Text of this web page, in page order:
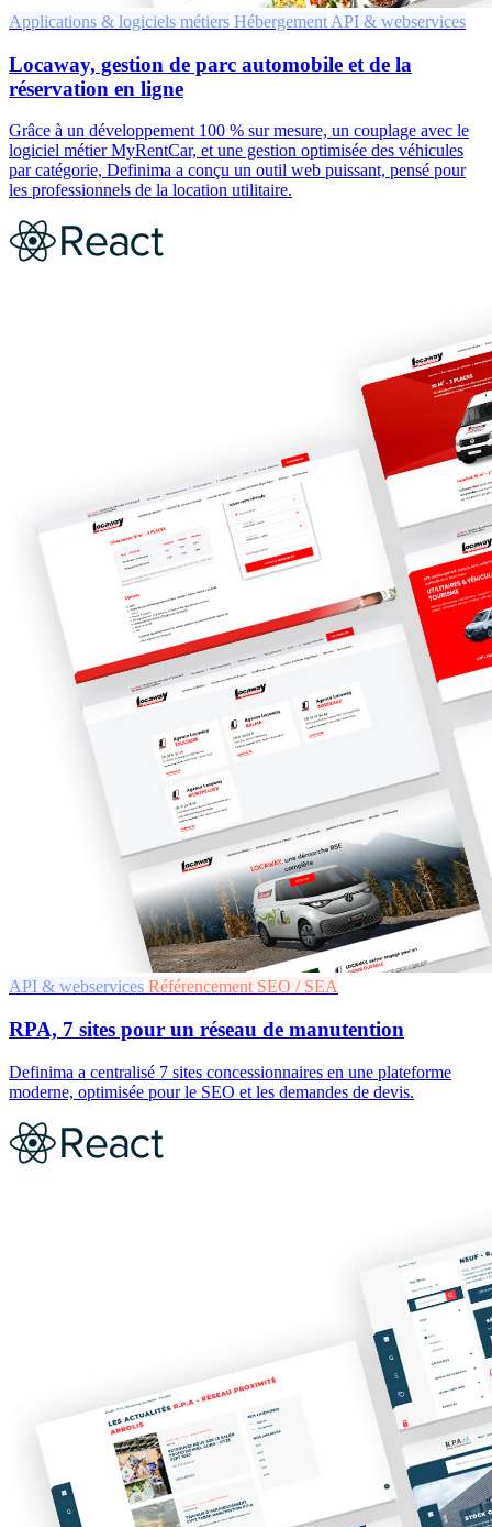
Applications & logiciels métiers Hébergement API & webservices
Locaway, gestion de parc automobile et de la
réservation en ligne
Grâce à un développement 100 % sur mesure, un couplage avec le
logiciel métier MyRentCar, et une gestion optimisée des véhicules
par catégorie, Definima a conçu un outil web puissant, pensé pour
les professionnels de la location utilitaire.
API & webservices Référencement SEO / SEA
RPA, 7 sites pour un réseau de manutention
Definima a centralisé 7 sites concessionnaires en une plateforme
moderne, optimisée pour le SEO et les demandes de devis.